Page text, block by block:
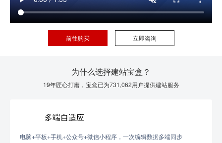
前往购买 立即咨询
为什么选择建站宝盒？
19年匠心打磨，宝盒已为731,062用户提供建站服务
多端自适应
电脑+平板+手机+公众号+微信小程序，一次编辑数据多端同步